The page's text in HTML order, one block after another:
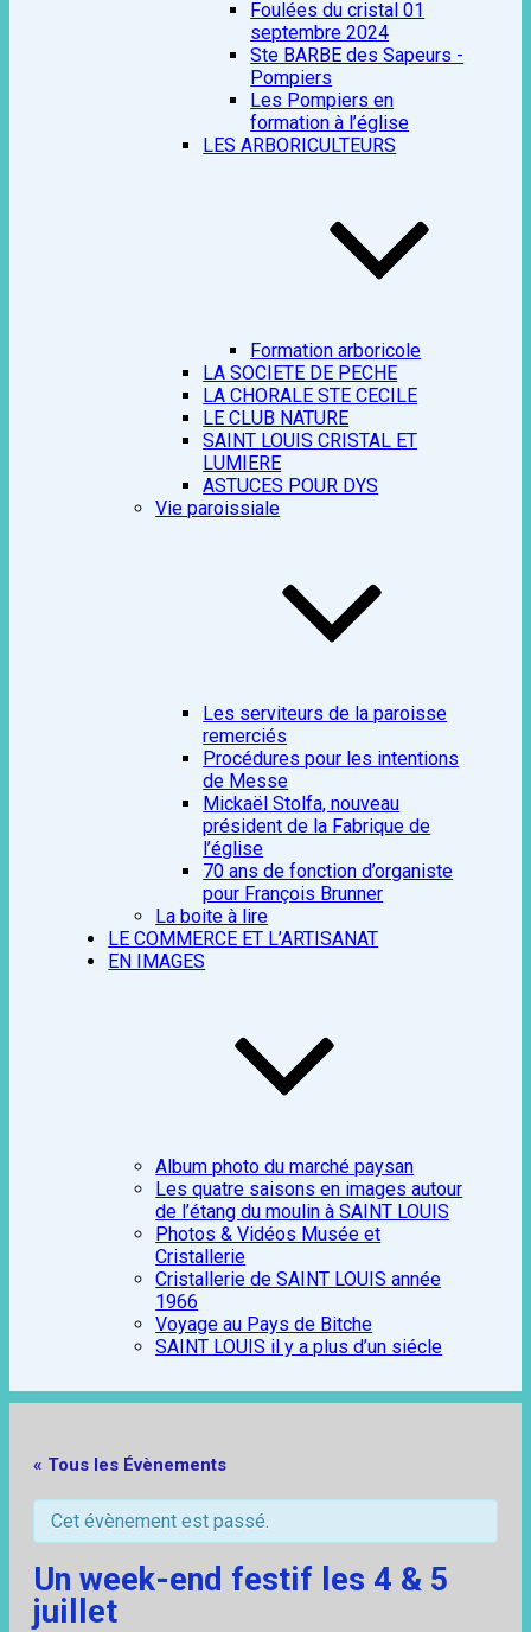
Foulées du cristal 01
septembre 2024
Ste BARBE des Sapeurs -
Pompiers
Les Pompiers en
formation à l’église
LES ARBORICULTEURS
Formation arboricole
LA SOCIETE DE PECHE
LA CHORALE STE CECILE
LE CLUB NATURE
SAINT LOUIS CRISTAL ET
LUMIERE
ASTUCES POUR DYS
Vie paroissiale
Les serviteurs de la paroisse
remerciés
Procédures pour les intentions
de Messe
Mickaël Stolfa, nouveau
président de la Fabrique de
l’église
70 ans de fonction d’organiste
pour François Brunner
La boite à lire
LE COMMERCE ET L’ARTISANAT
EN IMAGES
Album photo du marché paysan
Les quatre saisons en images autour
de l’étang du moulin à SAINT LOUIS
Photos & Vidéos Musée et
Cristallerie
Cristallerie de SAINT LOUIS année
1966
Voyage au Pays de Bitche
SAINT LOUIS il y a plus d’un siécle
« Tous les Évènements
Cet évènement est passé.
Un week-end festif les 4 & 5
juillet